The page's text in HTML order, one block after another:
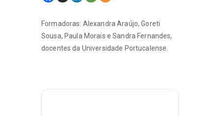
Formadoras: Alexandra Araújo, Goreti
Sousa, Paula Morais e Sandra Fernandes,
docentes da Universidade Portucalense.